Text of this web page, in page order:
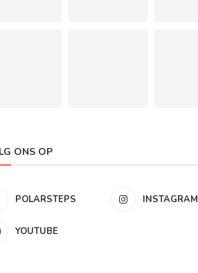
ONS OP
POLARSTEPS INSTAGRAM
YOUTUBE